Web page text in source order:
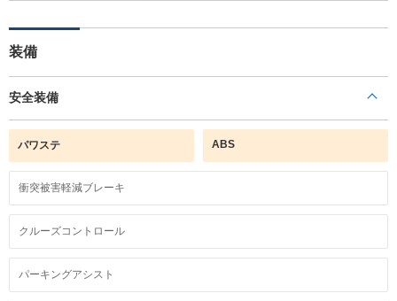
装備
安全装備
パワステ ABS
衝突被害軽減ブレーキ
クルーズコントロール
パーキングアシスト